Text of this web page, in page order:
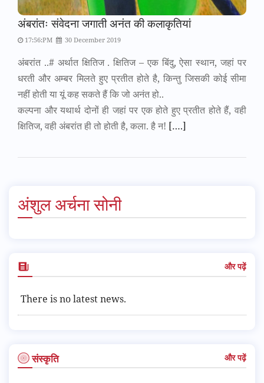
अंबरांतः संवेदना जगाती अनंत की कलाकृतियां
17:56:PM 30 December 2019
अंबरांत ..# अर्थात क्षितिज . क्षितिज – एक बिंदु, ऐसा स्थान, जहां पर
धरती और अम्बर मिलते हुए प्रतीत होते है, किन्तु जिसकी कोई सीमा
नहीं होती या यूं कह सकते हैं कि जो अनंत हो..
कल्पना और यथार्थ दोनों ही जहां पर एक होते हुए प्रतीत होते हैं, वही
क्षितिज, वही अंबरांत ही तो होती है, कला. है न! [….]
अंशुल अर्चना सोनी
और पढ़ें
There is no latest news.
संस्कृति और पढ़ें